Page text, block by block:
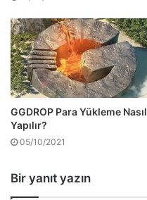
GGDROP Para Yükleme Nasıl
Yapılır?
05/10/2021
Bir yanıt yazın